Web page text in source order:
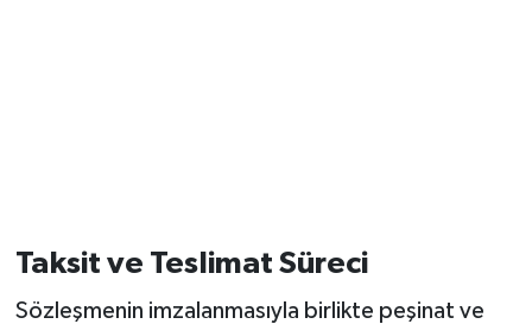
Taksit ve Teslimat Süreci
Sözleşmenin imzalanmasıyla birlikte peşinat ve